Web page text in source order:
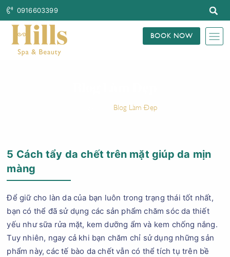
0916603399
BOOK NOW
Blog Làm Đẹp
5 Cách tẩy da chết trên mặt giúp da mịn
màng
Để giữ cho làn da của bạn luôn trong trạng thái tốt nhất,
bạn có thể đã sử dụng các sản phẩm chăm sóc da thiết
yếu như sữa rửa mặt, kem dưỡng ẩm và kem chống nắng.
Tuy nhiên, ngay cả khi bạn chăm chỉ sử dụng những sản
phẩm này, các tế bào da chết vẫn có thể tích tụ trên bề